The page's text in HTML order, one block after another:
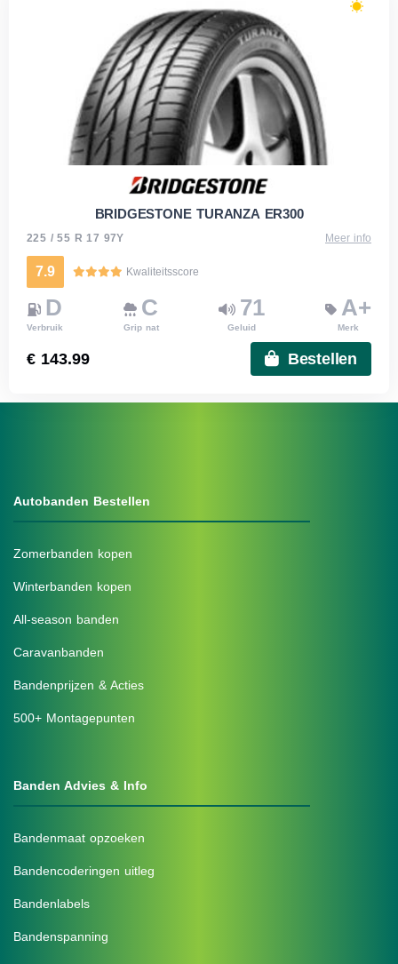
BRIDGESTONE TURANZA ER300
225 / 55 R 17 97Y Meer info
7.9 Kwaliteitsscore
D
Verbruik
C
Grip nat
71
Geluid
A+
Merk
€ 143.99 Bestellen
Autobanden Bestellen
Zomerbanden kopen
Winterbanden kopen
All-season banden
Caravanbanden
Bandenprijzen & Acties
500+ Montagepunten
Banden Advies & Info
Bandenmaat opzoeken
Bandencoderingen uitleg
Bandenlabels
Bandenspanning